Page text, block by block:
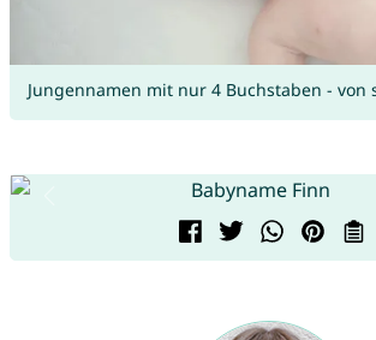
Jungennamen mit nur 4 Buchstaben - von